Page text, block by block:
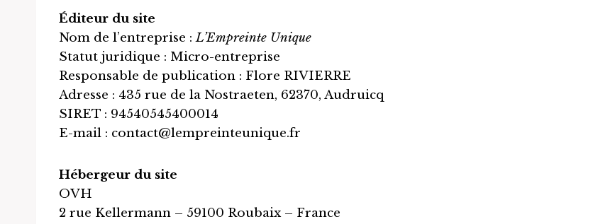
Éditeur du site
Nom de l’entreprise :L’Empreinte Unique
Statut juridique : Micro-entreprise
Responsable de publication : Flore RIVIERRE
Adresse : 435 rue de la Nostraeten, 62370, Audruicq
SIRET : 94540545400014
E-mail : contact@lempreinteunique.fr
Hébergeur du site
OVH
2 rue Kellermann – 59100 Roubaix – France